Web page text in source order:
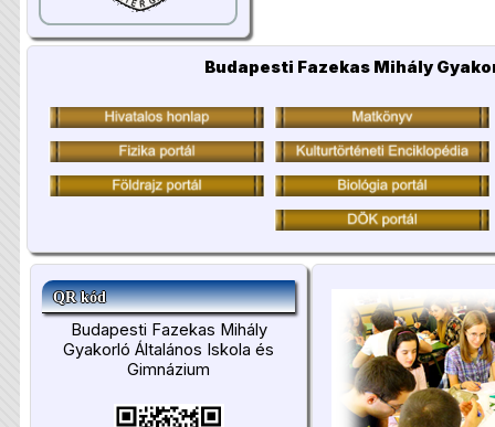
Budapesti Fazekas Mihály
QR kód
Budapesti Fazekas Mihály
Gyakorló Általános Iskola és
Gimnázium